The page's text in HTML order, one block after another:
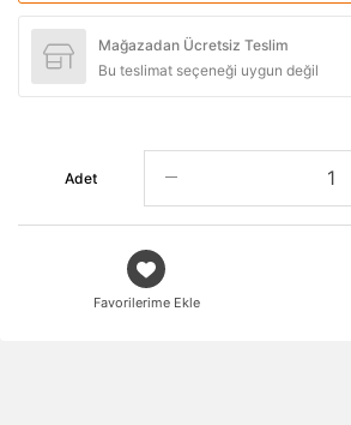
Mağazadan Ücretsiz Teslim
Bu teslimat seçeneği uygun değil
Adet
Favorilerime Ekle